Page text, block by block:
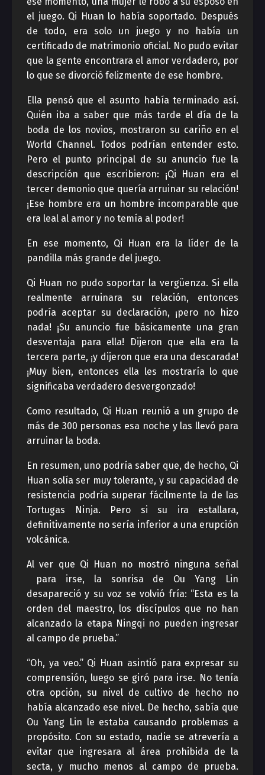
el juego. Qi Huan lo había soportado. Después
de todo, era solo un juego y no había un
certificado de matrimonio oficial. No pudo evitar
que la gente encontrara el amor verdadero, por
lo que se divorció felizmente de ese hombre.
Ella pensó que el asunto había terminado así.
Quién iba a saber que más tarde el día de la
boda de los novios, mostraron su cariño en el
World Channel. Todos podrían entender esto.
Pero el punto principal de su anuncio fue la
descripción que escribieron: ¡Qi Huan era el
tercer demonio que quería arruinar su relación!
¡Ese hombre era un hombre incomparable que
era leal al amor y no temía al poder!
En ese momento, Qi Huan era la líder de la
pandilla más grande del juego.
Qi Huan no pudo soportar la vergüenza. Si ella
realmente arruinara su relación, entonces
podría aceptar su declaración, ¡pero no hizo
nada! ¡Su anuncio fue básicamente una gran
desventaja para ella! Dijeron que ella era la
tercera parte, ¡y dijeron que era una descarada!
¡Muy bien, entonces ella les mostraría lo que
significaba verdadero desvergonzado!
Como resultado, Qi Huan reunió a un grupo de
más de 300 personas esa noche y las llevó para
arruinar la boda.
En resumen, uno podría saber que, de hecho, Qi
Huan solía ser muy tolerante, y su capacidad de
resistencia podría superar fácilmente la de las
Tortugas Ninja. Pero si su ira estallara,
definitivamente no sería inferior a una erupción
volcánica.
Al ver que Qi Huan no mostró ninguna señal
para irse, la sonrisa de Ou Yang Lin
desapareció y su voz se volvió fría: “Esta es la
orden del maestro, los discípulos que no han
alcanzado la etapa Ningqi no pueden ingresar
al campo de prueba.”
“Oh, ya veo.” Qi Huan asintió para expresar su
comprensión, luego se giró para irse. No tenía
otra opción, su nivel de cultivo de hecho no
había alcanzado ese nivel. De hecho, sabía que
Ou Yang Lin le estaba causando problemas a
propósito. Con su estado, nadie se atrevería a
evitar que ingresara al área prohibida de la
secta, y mucho menos al campo de prueba.